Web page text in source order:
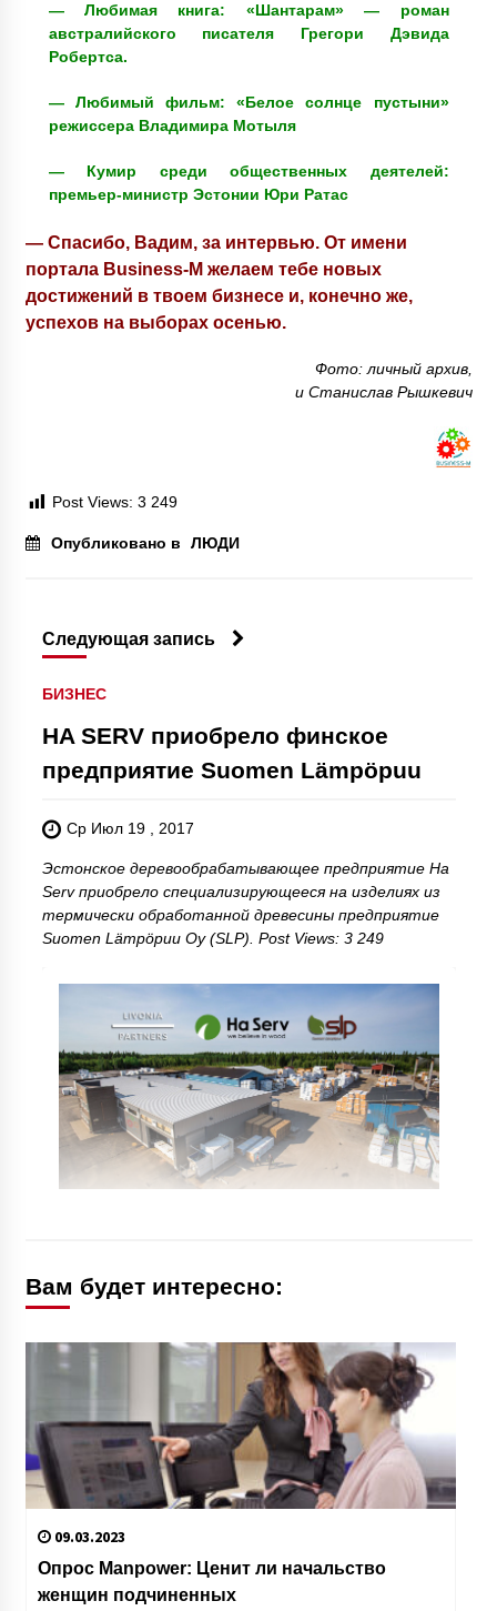
— Любимая книга: «Шантарам» — роман
австралийского писателя Грегори Дэвида
Робертса.
— Любимый фильм: «Белое солнце пустыни»
режиссера Владимира Мотыля
— Кумир среди общественных деятелей:
премьер-министр Эстонии Юри Ратас
— Спасибо, Вадим, за интервью. От имени
портала Business-M желаем тебе новых
достижений в твоем бизнесе и, конечно же,
успехов на выборах осенью.
Фото: личный архив,
и Станислав Рышкевич
Post Views: 3 249
Опубликовано в ЛЮДИ
Следующая запись
БИЗНЕС
HA SERV приобрело финское
предприятие Suomen Lämpöpuu
Ср Июл 19 , 2017
Эстонское деревообрабатывающее предприятие Ha
Serv приобрело специализирующееся на изделиях из
термически обработанной древесины предприятие
Suomen Lämpöpuu Oy (SLP). Post Views: 3 249
Вам будет интересно:
09.03.2023
Опрос Manpower: Ценит ли начальство
женщин подчиненных